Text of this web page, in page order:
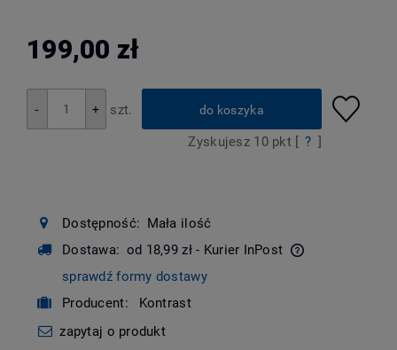
199,00 zł
+
- szt. do koszyka
Zyskujesz 10pkt [ ? ]
Dostępność: Mała ilość
Dostawa: od 18,99 zł - Kurier InPost
sprawdź formy dostawy
Producent:
Kontrast
zapytaj o produkt